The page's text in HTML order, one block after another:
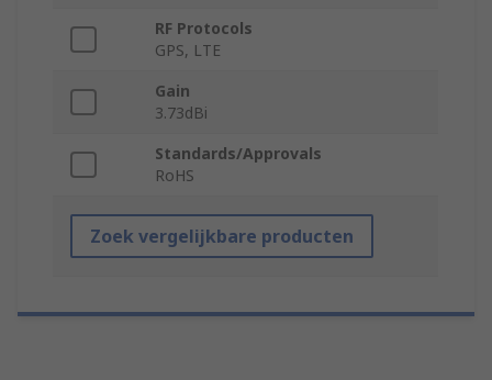
RF Protocols
GPS, LTE
Gain
3.73dBi
Standards/Approvals
RoHS
Zoek vergelijkbare producten